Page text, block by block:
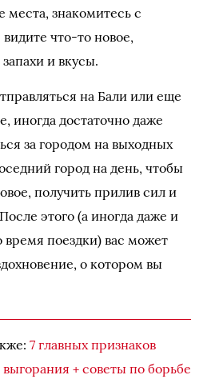
места, знакомитесь с
что-то новое,
и вкусы.
на Бали или еще
иногда достаточно даже
за городом на выходных
город на день, чтобы
получить прилив сил и
этого (а иногда даже и
поездки) вас может
о котором вы
7 главных признаков
+ советы по борьбе